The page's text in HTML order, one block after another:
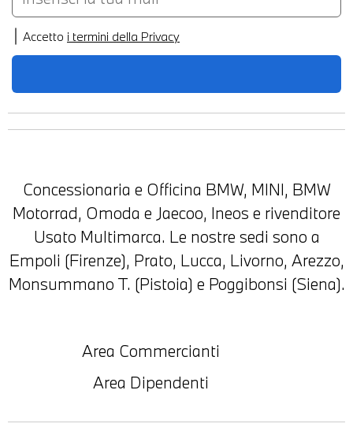
Accetto i termini della Privacy
Concessionaria e Officina BMW, MINI, BMW
Motorrad, Omoda e Jaecoo, Ineos e rivenditore
Usato Multimarca. Le nostre sedi sono a
Empoli (Firenze), Prato, Lucca, Livorno, Arezzo,
Monsummano T. (Pistoia) e Poggibonsi (Siena).
Area Commercianti
Area Dipendenti